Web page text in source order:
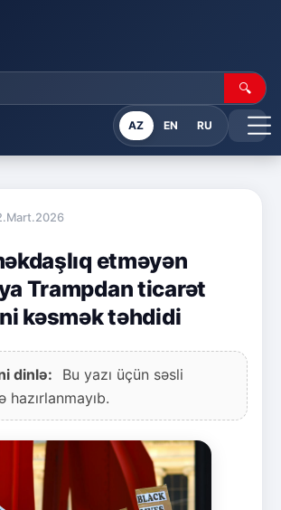
🔍
AZ EN RU
etməyən
Trampdan ticarət
kəsmək təhdidi
dinlə:
Bu yazı üçün səsli
hazırlanmayıb.